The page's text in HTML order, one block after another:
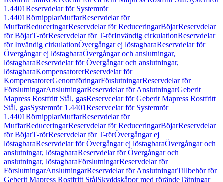
1.4401Reservdelar för Systemrör
1.4401RörnipplarMuffarReservdelar för
MuffarReduceringarReservdelar för ReduceringarBöjarReservdelar
för BöjarT-rörReservdelar för T-rörInvändig cirkulationReservdelar
för Invändig cirkulationÖvergångar ej löstagbaraReservdelar för
Övergångar ej löstagbaraÖvergångar och anslutningar,
löstagbaraReservdelar för Övergångar och anslutningar,
löstagbaraKompensatorerReservdelar för
KompensatorerGenomföringarFörslutningarReservdelar för
FörslutningarAnslutningarReservdelar för AnslutningarGeberit
Mapress Rostfritt Stål, gasReservdelar för Geberit Mapress Rostfritt
Stål, gasSystemrör 1.4401Reservdelar för Systemrör
1.4401RörnipplarMuffarReservdelar för
MuffarReduceringarReservdelar för ReduceringarBöjarReservdelar
för BöjarT-rörReservdelar för T-rörÖvergångar ej
löstagbaraReservdelar för Övergångar ej löstagbaraÖvergångar och
anslutningar, löstagbaraReservdelar för Övergångar och
anslutningar, löstagbaraFörslutningarReservdelar för
FörslutningarAnslutningarReservdelar för AnslutningarTillbehör för
Geberit Mapress Rostfritt StålSkyddskåpor med rörändeTätningar